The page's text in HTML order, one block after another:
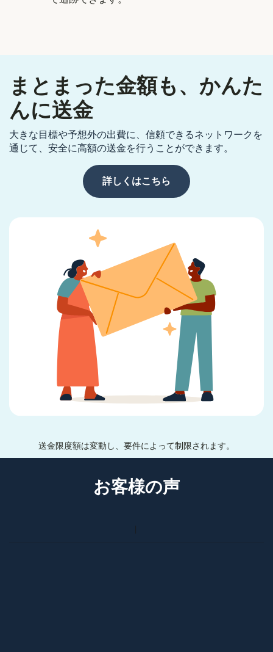
まとまった金額も、かんた
んに送金
大きな目標や予想外の出費に、信頼できるネットワークを
通じて、安全に高額の送金を行うことができます。
詳しくはこちら
送金限度額は変動し、要件によって制限されます。
お客様の声